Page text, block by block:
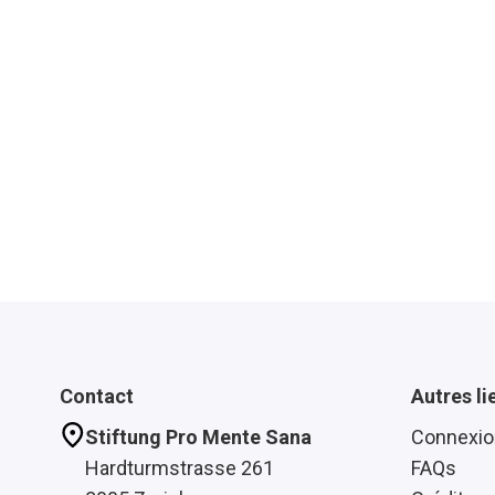
Contact
Stiftung Pro Mente Sana
Hardturmstrasse 261
Autres
FAQs